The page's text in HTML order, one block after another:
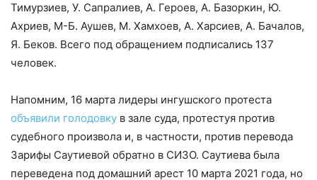
Тимурзиев, У. Сапралиев, А. Героев, А. Базоркин, Ю.
Ахриев, М-Б. Аушев, М. Хамхоев, А. Харсиев, А. Бачалов,
Я. Беков. Всего под обращением подписались 137
человек.
Напомним, 16 марта лидеры ингушского протеста
объявили голодовку в зале суда, протестуя против
судебного произвола и, в частности, против перевода
Зарифы Саутиевой обратно в СИЗО. Саутиева была
переведена под домашний арест 10 марта 2021 года, но